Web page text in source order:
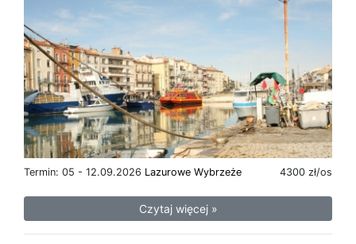
Termin: 05 - 12.09.2026 4300 zł/os
Lazurowe Wybrzeże
Czytaj więcej »